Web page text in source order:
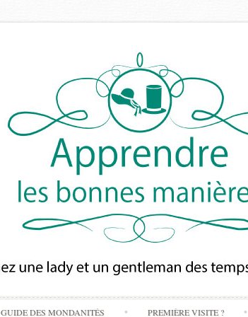
Skip
GUIDE DES MONDANITÉS PREMIÈRE VISITE ?